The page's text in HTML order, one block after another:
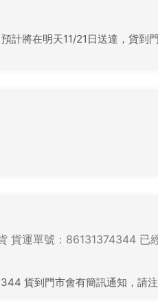
計將在明天11/21日送達，貨到
貨運單號：86131374344 已
貨到門市會有簡訊通知，請注